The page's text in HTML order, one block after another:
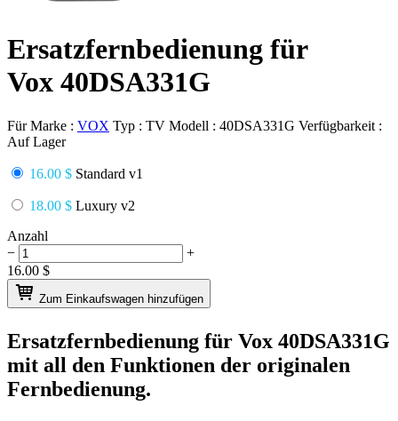
Ersatzfernbedienung für
Vox 40DSA331G
Für Marke : VOX Typ : TV Modell : 40DSA331G Verfügbarkeit :
Auf Lager
16.00 $ Standard v1
18.00 $ Luxury v2
Anzahl
−
+
16.00 $
Zum Einkaufswagen hinzufügen
Ersatzfernbedienung für Vox 40DSA331G
mit all den Funktionen der originalen
Fernbedienung.